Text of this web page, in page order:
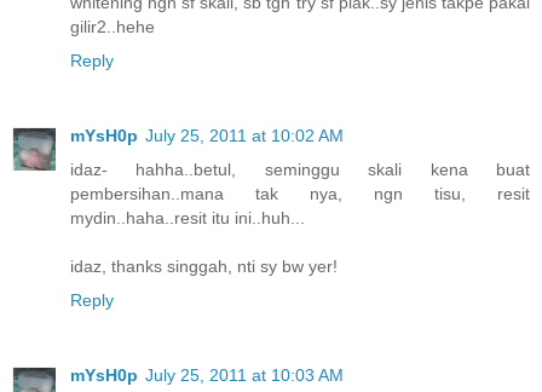
gilir2..hehe
Reply
mYsH0p July 25, 2011 at 10:02 AM
idaz- hahha..betul, seminggu skali kena buat
pembersihan..mana tak nya, ngn tisu, resit
mydin..haha..resit itu ini..huh...
idaz, thanks singgah, nti sy bw yer!
Reply
mYsH0p July 25, 2011 at 10:03 AM